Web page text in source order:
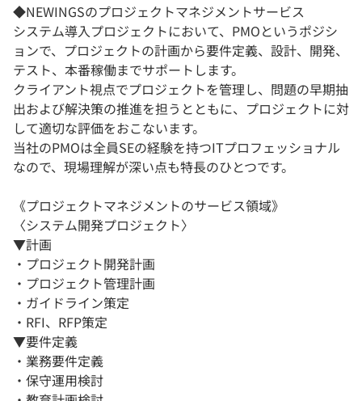
◆NEWINGSのプロジェクトマネジメントサービス
システム導入プロジェクトにおいて、PMOというポジシ
ョンで、プロジェクトの計画から要件定義、設計、開発、
テスト、本番稼働までサポートします。
クライアント視点でプロジェクトを管理し、問題の早期抽
出および解決策の推進を担うとともに、プロジェクトに対
して適切な評価をおこないます。
当社のPMOは全員SEの経験を持つITプロフェッショナル
なので、現場理解が深い点も特長のひとつです。
《プロジェクトマネジメントのサービス領域》
〈システム開発プロジェクト〉
▼計画
・プロジェクト開発計画
・プロジェクト管理計画
・ガイドライン策定
・RFI、RFP策定
▼要件定義
・業務要件定義
・保守運用検討